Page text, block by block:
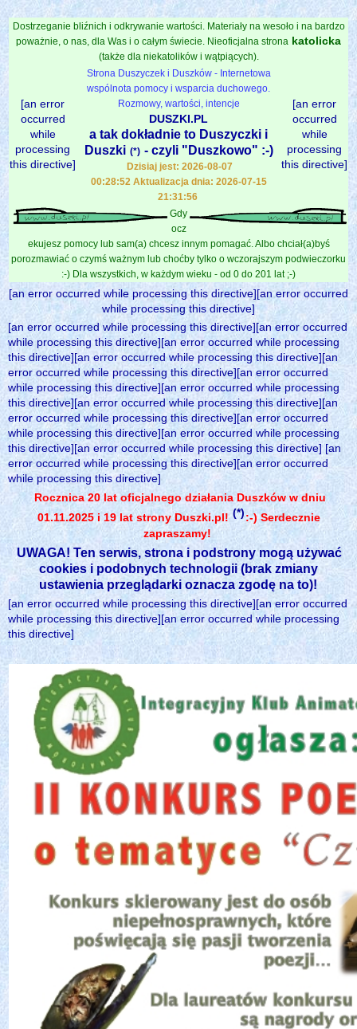
Dostrzeganie bliźnich i odkrywanie wartości. Materiały na wesoło i na bardzo
poważnie, o nas, dla Was i o całym świecie. Nieoficjalna strona katolicka
(także dla niekatolików i wątpiących).
[an error
occurred
while
processing
this directive]
Strona Duszyczek i Duszków - Internetowa
wspólnota pomocy i wsparcia duchowego.
Rozmowy, wartości, intencje
DUSZKI.PL
a tak dokładnie to Duszyczki i
Duszki (*) - czyli "Duszkowo" :-)
Dzisiaj jest: 2026-08-07
00:28:52 Aktualizacja dnia: 2026-07-15
21:31:56
[an error
occurred
while
processing
this directive]
Gdy
ocz
ekujesz pomocy lub sam(a) chcesz innym pomagać. Albo chciał(a)byś
porozmawiać o czymś ważnym lub choćby tylko o wczorajszym podwieczorku
:-) Dla wszystkich, w każdym wieku - od 0 do 201 lat ;-)
[an error occurred while processing this directive][an error occurred
while processing this directive]
[an error occurred while processing this directive][an error occurred
while processing this directive][an error occurred while processing
this directive][an error occurred while processing this directive][an
error occurred while processing this directive][an error occurred
while processing this directive][an error occurred while processing
this directive][an error occurred while processing this directive][an
error occurred while processing this directive][an error occurred
while processing this directive][an error occurred while processing
this directive][an error occurred while processing this directive] [an
error occurred while processing this directive][an error occurred
while processing this directive]
Rocznica 20 lat oficjalnego działania Duszków w dniu
01.11.2025 i 19 lat strony Duszki.pl! (*):-) Serdecznie
zapraszamy!
UWAGA! Ten serwis, strona i podstrony mogą używać
cookies i podobnych technologii (brak zmiany
ustawienia przeglądarki oznacza zgodę na to)!
[an error occurred while processing this directive][an error occurred
while processing this directive][an error occurred while processing
this directive]